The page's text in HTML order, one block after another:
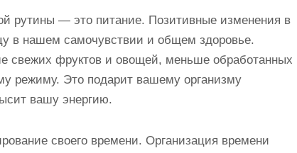
рутины — это питание. Позитивные изменения в
в нашем самочувствии и общем здоровье.
свежих фруктов и овощей, меньше обработанных
режиму. Это подарит вашему организму
вашу энергию.
своего времени. Организация времени